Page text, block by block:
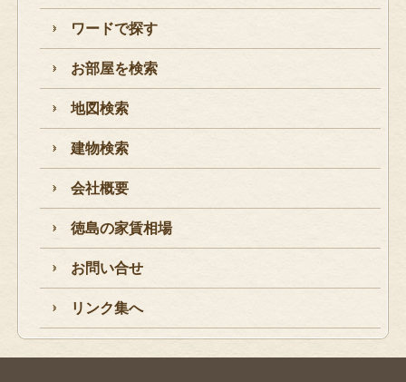
ワードで探す
お部屋を検索
地図検索
建物検索
会社概要
徳島の家賃相場
お問い合せ
リンク集へ